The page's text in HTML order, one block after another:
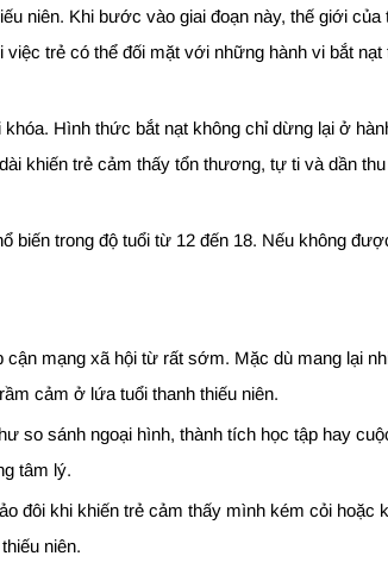
niên. Khi bước vào giai đoạn này, thế giới
trẻ có thể đối mặt với những hành vi bắt
Hình thức bắt nạt không chỉ dừng lại ở
khiến trẻ cảm thấy tổn thương, tự ti và dần
biến trong độ tuổi từ 12 đến 18. Nếu không
mạng xã hội từ rất sớm. Mặc dù mang lại
cảm ở lứa tuổi thanh thiếu niên.
so sánh ngoại hình, thành tích học tập hay
tâm lý.
đôi khi khiến trẻ cảm thấy mình kém cỏi
niên.